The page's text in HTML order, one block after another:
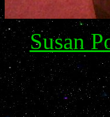
Susan